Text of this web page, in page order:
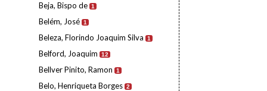
Beja, Bispo de 1
Belém, José 1
Beleza, Florindo Joaquim Silva 1
Belford, Joaquim 12
Bellver Pinito, Ramon 1
Belo, Henriqueta Borges 2